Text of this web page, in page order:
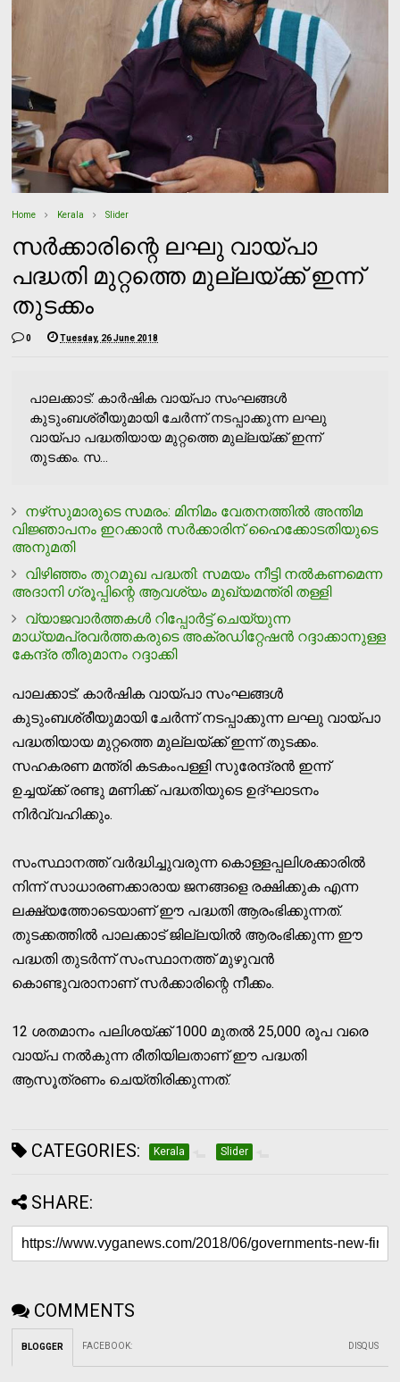
Home Kerala Slider
സര്‍ക്കാരിന്റെ ലഘു വായ്പാ
പദ്ധതി മുറ്റത്തെ മുല്ലയ്ക്ക് ഇന്ന്
തുടക്കം
0 Tuesday, 26 June 2018
പാലക്കാട്: കാര്‍ഷിക വായ്പാ സംഘങ്ങള്‍
കുടുംബശ്രീയുമായി ചേര്‍ന്ന് നടപ്പാക്കുന്ന ലഘു
വായ്പാ പദ്ധതിയായ മുറ്റത്തെ മുല്ലയ്ക്ക് ഇന്ന്
തുടക്കം. സ...
നഴ്‌സുമാരുടെ സമരം: മിനിമം വേതനത്തില്‍ അന്തിമ
വിജ്ഞാപനം ഇറക്കാന്‍ സര്‍ക്കാരിന് ഹൈക്കോടതിയുടെ
അനുമതി
വിഴിഞ്ഞം തുറമുഖ പദ്ധതി: സമയം നീട്ടി നല്‍കണമെന്ന
അദാനി ഗ്രൂപ്പിന്റെ ആവശ്യം മുഖ്യമന്ത്രി തള്ളി
വ്യാജവാര്‍ത്തകള്‍ റിപ്പോര്‍ട്ട് ചെയ്യുന്ന
മാധ്യമപ്രവര്‍ത്തകരുടെ അക്രഡിറ്റേഷന്‍ റദ്ദാക്കാനുള്ള
കേന്ദ്ര തീരുമാനം റദ്ദാക്കി
പാലക്കാട്: കാര്‍ഷിക വായ്പാ സംഘങ്ങള്‍
കുടുംബശ്രീയുമായി ചേര്‍ന്ന് നടപ്പാക്കുന്ന ലഘു വായ്പാ
പദ്ധതിയായ മുറ്റത്തെ മുല്ലയ്ക്ക് ഇന്ന് തുടക്കം.
സഹകരണ മന്ത്രി കടകംപള്ളി സുരേന്ദ്രന്‍ ഇന്ന്
ഉച്ചയ്ക്ക് രണ്ടു മണിക്ക് പദ്ധതിയുടെ ഉദ്ഘാടനം
നിര്‍വ്വഹിക്കും.
സംസ്ഥാനത്ത് വര്‍ദ്ധിച്ചുവരുന്ന കൊള്ളപ്പലിശക്കാരില്‍
നിന്ന് സാധാരണക്കാരായ ജനങ്ങളെ രക്ഷിക്കുക എന്ന
ലക്ഷ്യത്തോടെയാണ് ഈ പദ്ധതി ആരംഭിക്കുന്നത്.
തുടക്കത്തില്‍ പാലക്കാട് ജില്ലയില്‍ ആരംഭിക്കുന്ന ഈ
പദ്ധതി തുടര്‍ന്ന് സംസ്ഥാനത്ത് മുഴുവന്‍
കൊണ്ടുവരാനാണ് സര്‍ക്കാരിന്റെ നീക്കം.
12 ശതമാനം പലിശയ്ക്ക് 1000 മുതല്‍ 25,000 രൂപ വരെ
വായ്പ നല്‍കുന്ന രീതിയിലതാണ് ഈ പദ്ധതി
ആസൂത്രണം ചെയ്തിരിക്കുന്നത്.
CATEGORIES: Kerala Slider
SHARE:
COMMENTS
BLOGGER FACEBOOK: DISQUS